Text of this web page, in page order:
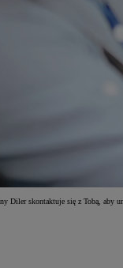
Diler skontaktuje się z Tobą, aby